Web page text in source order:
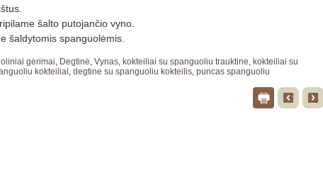
šalto putojančio vyno.
šaldytomis spanguolėmis.
gėrimai, Degtinė, Vynas, kokteiliai su spanguoliu trauktine, kokteiliai su
kokteiliai, degtine su spanguoliu kokteilis, puncas spanguoliu